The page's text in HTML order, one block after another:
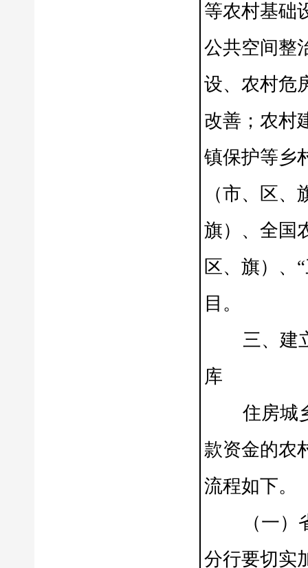
等农村基础
公共空间整
设、农村危
改善；农村
镇保护等乡
（市、区
旗）、全国
区、旗）、
目。
三、建立
库
住房城乡
款资金的农
流程如下。
（一）省
分行要切实